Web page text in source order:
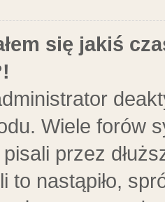
się jakiś
Wiele forów
przez
to nastąpiło,